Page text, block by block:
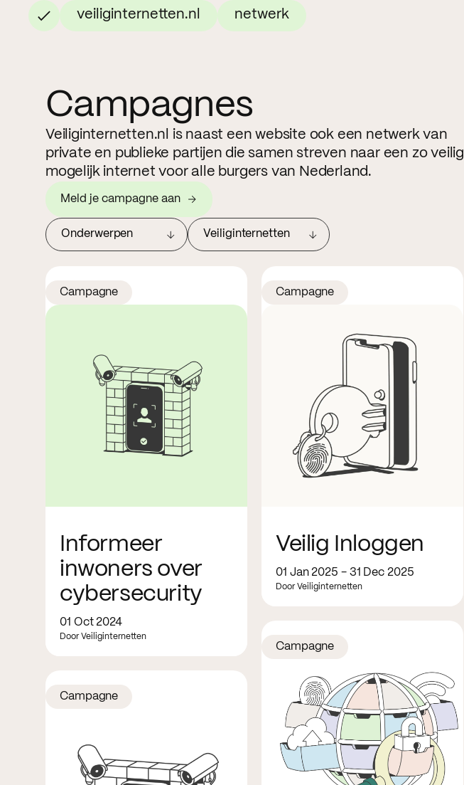
veiliginternetten.nl netwerk
Campagnes
Veiliginternetten.nl is naast een website ook een netwerk van
private en publieke partijen die samen streven naar een zo veilig
mogelijk internet voor alle burgers van Nederland.
Meld je campagne aan
Onderwerpen Veiliginternetten
Informeer
inwoners over
cybersecurity
01 Oct 2024
Door Veiliginternetten
Campagne
Veilig Inloggen
01 Jan 2025 - 31 Dec 2025
Door Veiliginternetten
Campagne
Campagne
Campagne